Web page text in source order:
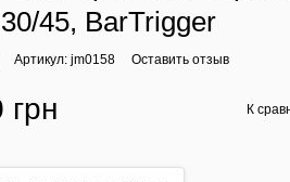
45, BarTrigger
Артикул: jm0158 Оставить отзыв
грн К